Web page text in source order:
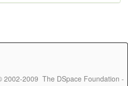
2002-2009 The DSpace Foundation -